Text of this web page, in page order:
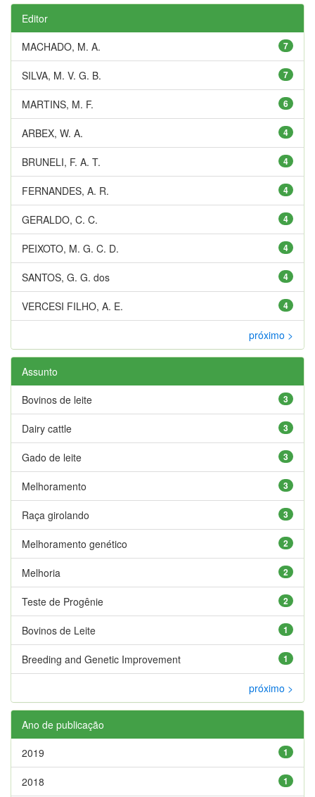
Editor
7
MACHADO, M. A.
7
SILVA, M. V. G. B.
6
MARTINS, M. F.
4
ARBEX, W. A.
4
BRUNELI, F. A. T.
4
FERNANDES, A. R.
4
GERALDO, C. C.
4
PEIXOTO, M. G. C. D.
4
SANTOS, G. G. dos
4
VERCESI FILHO, A. E.
próximo >
Assunto
3
Bovinos de leite
3
Dairy cattle
3
Gado de leite
3
Melhoramento
3
Raça girolando
2
Melhoramento genético
2
Melhoria
2
Teste de Progênie
1
Bovinos de Leite
1
Breeding and Genetic Improvement
próximo >
Ano de publicação
1
2019
1
2018